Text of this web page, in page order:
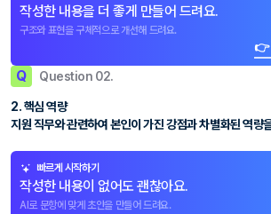
작성한 내용을 더 좋게 만들어 드려요.
구조와 표현을 구체적으로 개선해 드려요.
👉
Q Question 02.
2. 핵심 역량
지원 직무와 관련하여 본인이 가진 강점과 차별화된 역량
빠르게 시작하기
작성한 내용이 없어도 괜찮아요.
AI로 문항에 맞게 초안을 만들어 드려요.